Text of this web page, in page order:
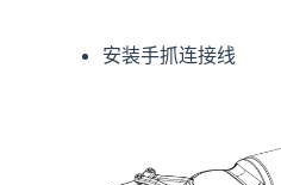
安装手抓连接线